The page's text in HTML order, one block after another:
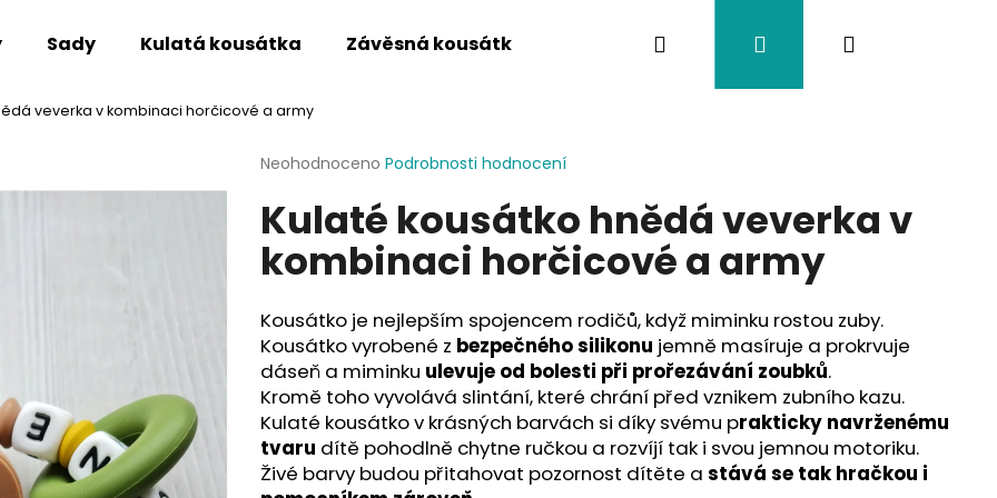
Sady Kulatá kousátka Závěsná kousátka Závěsy na kočárek Twistík kousátka
Hledat PřihlášeníNákupní
veverka v kombinaci horčicové a army
Průměrné
produktu
je
0,0
hvězdiček.
Neohodnoceno Podrobnosti hodnocení
Kulaté kousátko hnědá veverka v
kombinaci horčicové a army
Kousátko je nejlepším spojencem rodičů, když miminku rostou zuby.
Kousátko vyrobené z bezpečného silikonu jemně masíruje a prokrvuje
dáseň a miminku ulevuje od bolesti při prořezávání zoubků.
Kromě toho vyvolává slintání, které chrání před vznikem zubního kazu.
Kulaté kousátko v krásných barvách si díky svému prakticky navrženému
tvaru dítě pohodlně chytne ručkou a rozvíjí tak i svou jemnou motoriku.
Živé barvy budou přitahovat pozornost dítěte a stává se tak hračkou i
Co potřebujete najít?
HLEDAT